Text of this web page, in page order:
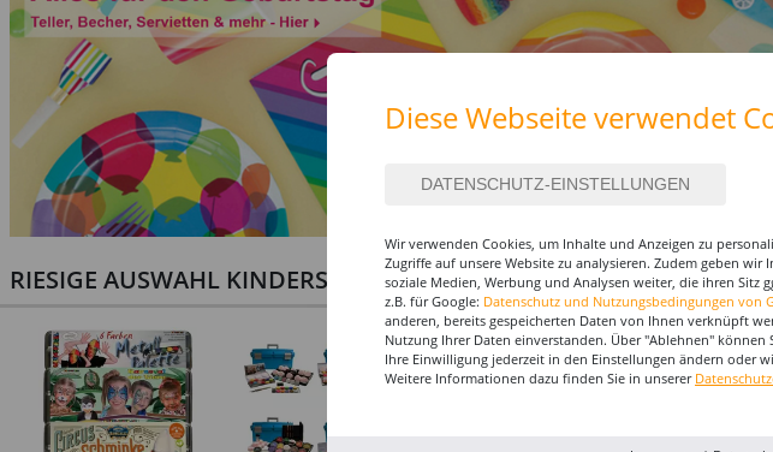
RIESIGE AUSWAHL KINDERSCHMINKEN, PROFI-MAKE-UP &
%
Diese Webseite verwendet
Wir verwenden Cookies, um Inhalte und Anzeigen zu
Zugriffe auf unsere Website zu analysieren. Zudem geben
soziale Medien, Werbung und Analysen weiter, die ihren Sitz
z.B. für Google: Datenschutz und Nutzungsbedingungen von
anderen, bereits gespeicherten Daten von Ihnen verknüpft
Nutzung Ihrer Daten einverstanden. Über "Ablehnen"
Ihre Einwilligung jederzeit in den Einstellungen ändern oder
Weitere Informationen dazu finden Sie in unserer